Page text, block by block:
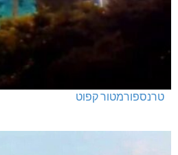
טרנספורמטור קפוט